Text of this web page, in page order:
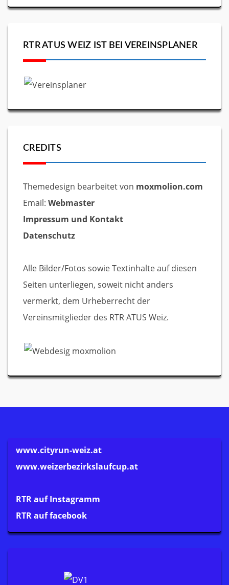
RTR ATUS WEIZ IST BEI VEREINSPLANER
CREDITS
Themedesign bearbeitet von moxmolion.com
Email: Webmaster
Impressum und Kontakt
Datenschutz
Alle Bilder/Fotos sowie Textinhalte auf diesen
Seiten unterliegen, soweit nicht anders
vermerkt, dem Urheberrecht der
Vereinsmitglieder des RTR ATUS Weiz.
www.cityrun-weiz.at
www.weizerbezirkslaufcup.at
RTR auf Instagramm
RTR auf facebook